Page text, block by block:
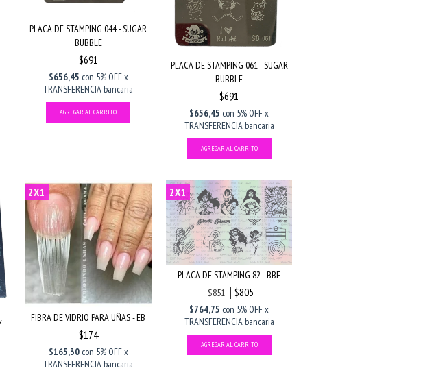
PLACA DE STAMPING 044 - SUGAR
BUBBLE
$691
$656,45 con 5% OFF x
TRANSFERENCIA bancaria
PLACA DE STAMPING 061 - SUGAR
BUBBLE
$691
$656,45 con 5% OFF x
TRANSFERENCIA bancaria
2X1
FIBRA DE VIDRIO PARA UÑAS - EB
$174
$165,30 con 5% OFF x
TRANSFERENCIA bancaria
2X1
PLACA DE STAMPING 82 - BBF
$851
$805
$764,75 con 5% OFF x
TRANSFERENCIA bancaria